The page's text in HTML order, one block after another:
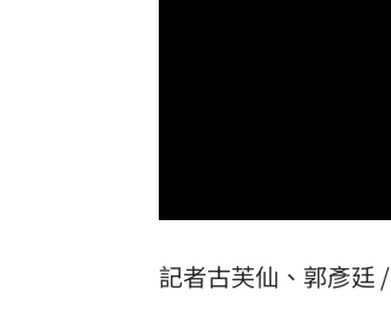
罕病博士彭士齊 輪椅上
記者古芙仙、郭彥廷